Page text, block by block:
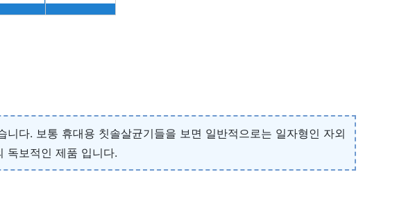
다. 보통 휴대용 칫솔살균기들을 보면 일반적으로는 일자형인 자외
독보적인 제품 입니다.